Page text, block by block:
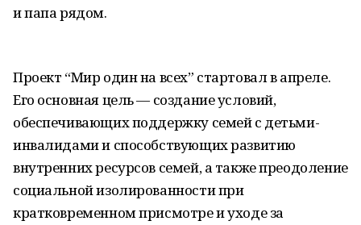
и папа рядом.
Проект “Мир один на всех” стартовал в апреле.
Его основная цель — создание условий,
обеспечивающих поддержку семей с детьми-
инвалидами и способствующих развитию
внутренних ресурсов семей, а также преодоление
социальной изолированности при
кратковременном присмотре и уходе за